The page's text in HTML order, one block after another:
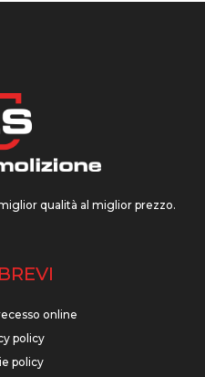
qualità al miglior prezzo.
online
policy
policy